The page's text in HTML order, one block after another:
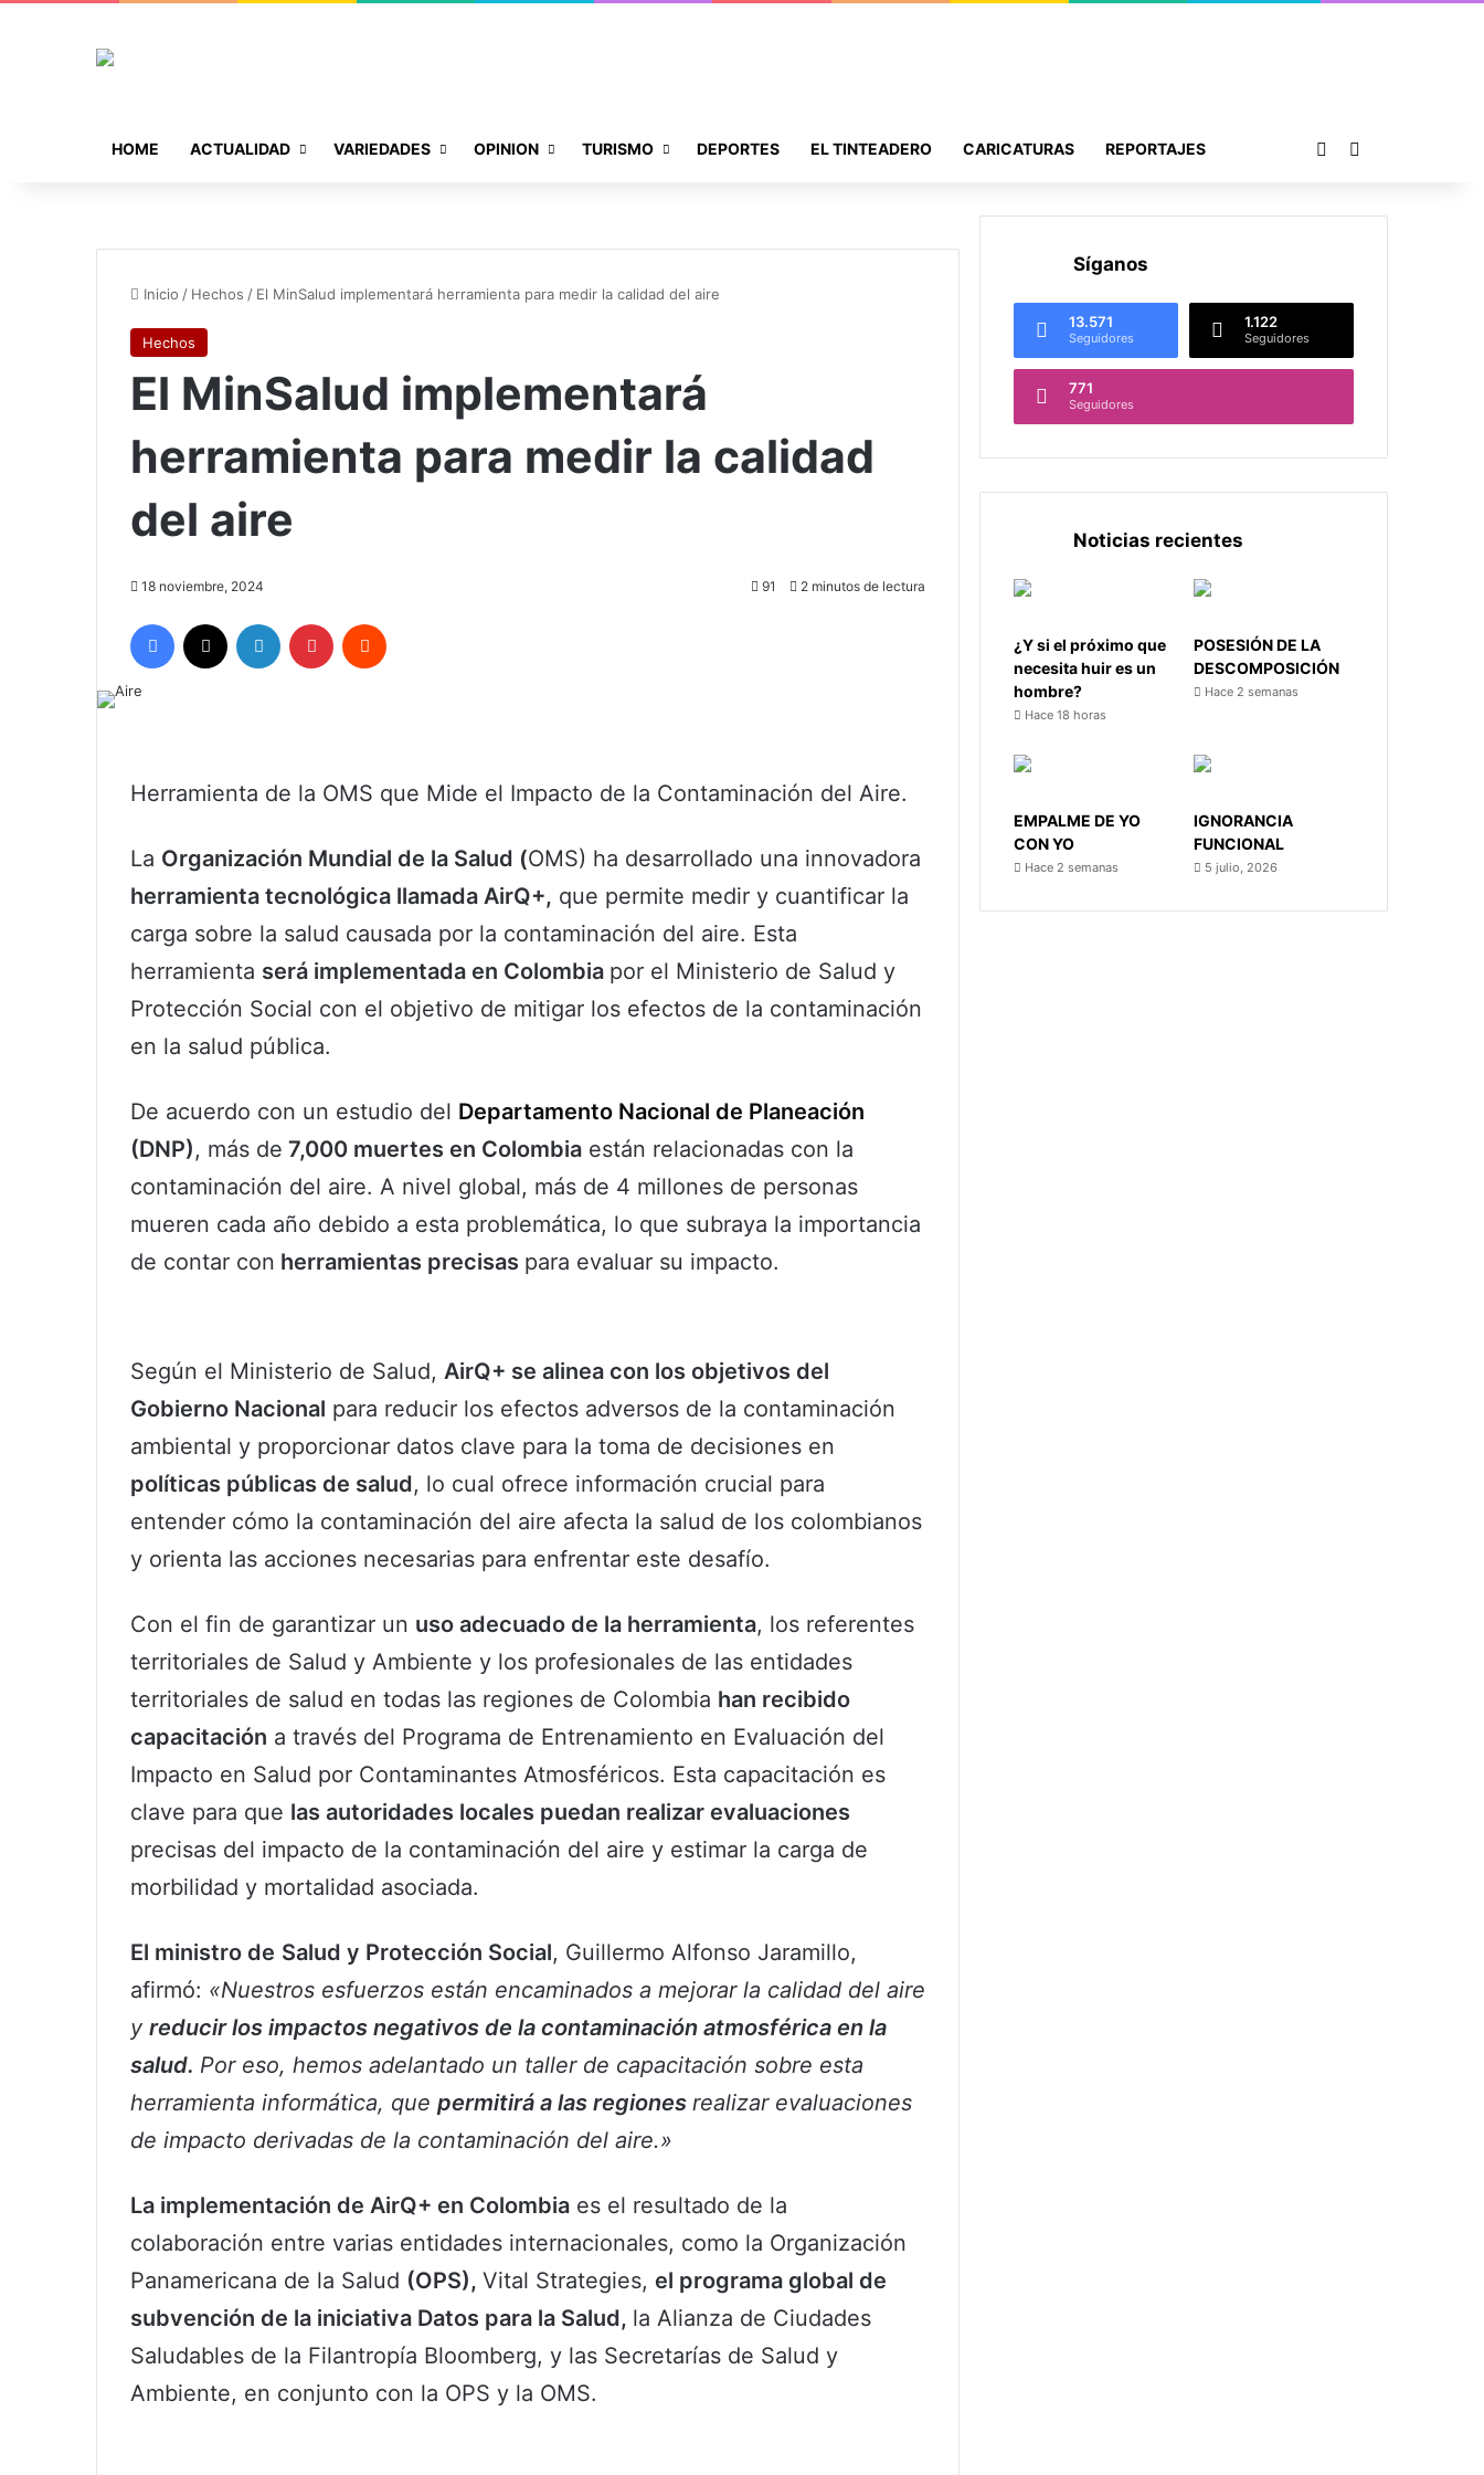
HOME ACTUALIDAD VARIEDADES OPINION TURISMO DEPORTES EL TINTEADERO CARICATURAS REPORTAJES Publicación al azar
Inicio / Hechos / El MinSalud implementará herramienta para medir la calidad del aire
Hechos
El MinSalud implementará
herramienta para medir la calidad
del aire
18 noviembre, 2024 91 2 minutos de lectura
Facebook LinkedIn Pinterest
Herramienta de la OMS que Mide el Impacto de la Contaminación del Aire.
La Organización Mundial de la Salud (OMS) ha desarrollado una innovadora
herramienta tecnológica llamada AirQ+, que permite medir y cuantificar la
carga sobre la salud causada por la contaminación del aire. Esta
herramienta será implementada en Colombia por el Ministerio de Salud y
Protección Social con el objetivo de mitigar los efectos de la contaminación
en la salud pública.
De acuerdo con un estudio del Departamento Nacional de Planeación
(DNP), más de 7,000 muertes en Colombia están relacionadas con la
contaminación del aire. A nivel global, más de 4 millones de personas
mueren cada año debido a esta problemática, lo que subraya la importancia
de contar con herramientas precisas para evaluar su impacto.
Según el Ministerio de Salud, AirQ+ se alinea con los objetivos del
Gobierno Nacional para reducir los efectos adversos de la contaminación
ambiental y proporcionar datos clave para la toma de decisiones en
políticas públicas de salud, lo cual ofrece información crucial para
entender cómo la contaminación del aire afecta la salud de los colombianos
y orienta las acciones necesarias para enfrentar este desafío.
Con el fin de garantizar un uso adecuado de la herramienta, los referentes
territoriales de Salud y Ambiente y los profesionales de las entidades
territoriales de salud en todas las regiones de Colombia han recibido
capacitación a través del Programa de Entrenamiento en Evaluación del
Impacto en Salud por Contaminantes Atmosféricos. Esta capacitación es
clave para que las autoridades locales puedan realizar evaluaciones
precisas del impacto de la contaminación del aire y estimar la carga de
morbilidad y mortalidad asociada.
El ministro de Salud y Protección Social, Guillermo Alfonso Jaramillo,
afirmó: «Nuestros esfuerzos están encaminados a mejorar la calidad del aire
y reducir los impactos negativos de la contaminación atmosférica en la
salud. Por eso, hemos adelantado un taller de capacitación sobre esta
herramienta informática, que permitirá a las regiones realizar evaluaciones
de impacto derivadas de la contaminación del aire.»
La implementación de AirQ+ en Colombia es el resultado de la
colaboración entre varias entidades internacionales, como la Organización
Panamericana de la Salud (OPS), Vital Strategies, el programa global de
subvención de la iniciativa Datos para la Salud, la Alianza de Ciudades
Saludables de la Filantropía Bloomberg, y las Secretarías de Salud y
Ambiente, en conjunto con la OPS y la OMS.
Síganos
13.571
Seguidores
1.122
Seguidores
771
Seguidores
Noticias recientes
¿Y si el próximo que
necesita huir es un
hombre?
Hace 18 horas
POSESIÓN DE LA
DESCOMPOSICIÓN
Hace 2 semanas
EMPALME DE YO
CON YO
Hace 2 semanas
IGNORANCIA
FUNCIONAL
5 julio, 2026